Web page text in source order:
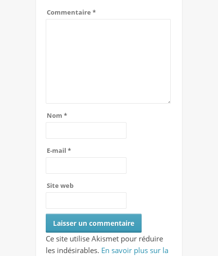
Commentaire *
Nom *
E-mail *
Site web
Ce site utilise Akismet pour réduire
les indésirables. En savoir plus sur la